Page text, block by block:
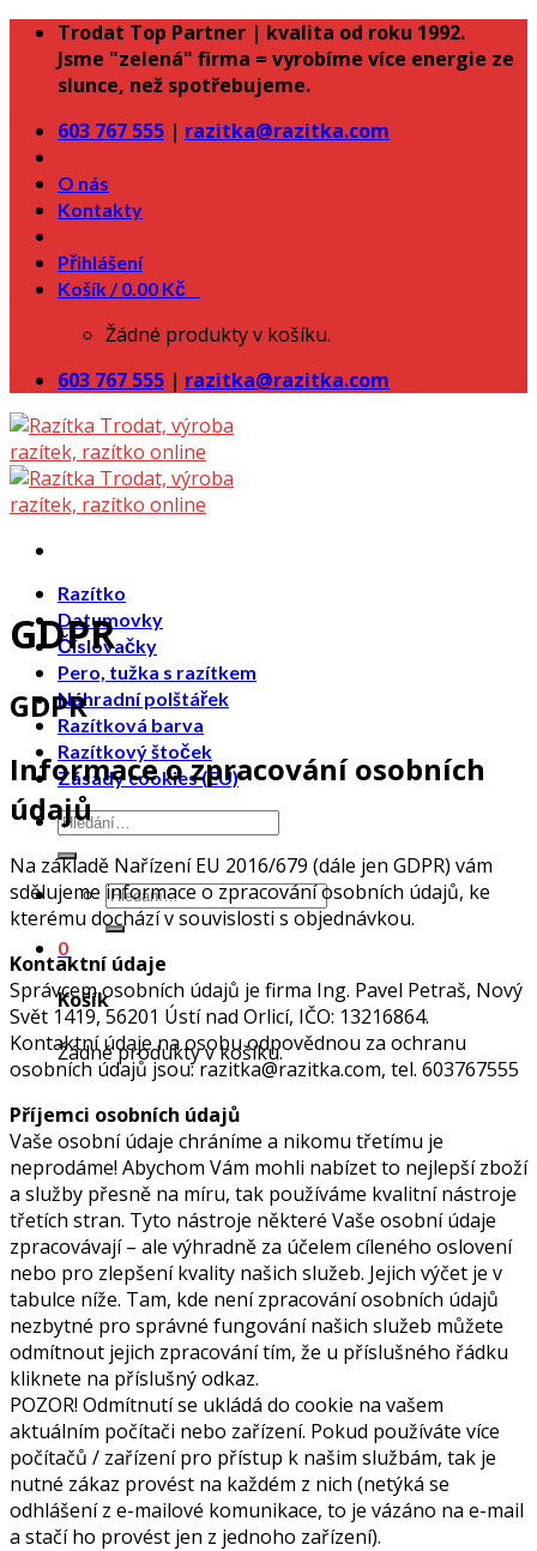
Skip
content
Trodat Top Partner | kvalita od roku 1992.
Jsme "zelená" firma = vyrobíme více energie ze
slunce, než spotřebujeme.
603 767 555 | razitka@razitka.com
O nás
Kontakty
Přihlášení
Košík /0.00 Kč
Žádné produkty v košíku.
603 767 555 | razitka@razitka.com
Razítko
Datumovky
Číslovačky
Pero, tužka s razítkem
Náhradní polštářek
Razítková barva
Razítkový štoček
Zásady cookies (EU)
0
Košík
Žádné produkty v košíku.
GDPR
GDPR
Informace o zpracování osobních
údajů
Na základě Nařízení EU 2016/679 (dále jen GDPR) vám
sdělujeme informace o zpracování osobních údajů, ke
kterému dochází v souvislosti s objednávkou.
Kontaktní údaje
Správcem osobních údajů je firma Ing. Pavel Petraš, Nový
Svět 1419, 56201 Ústí nad Orlicí, IČO: 13216864.
Kontaktní údaje na osobu odpovědnou za ochranu
osobních údajů jsou: razitka@razitka.com, tel. 603767555
Příjemci osobních údajů
Vaše osobní údaje chráníme a nikomu třetímu je
neprodáme! Abychom Vám mohli nabízet to nejlepší zboží
a služby přesně na míru, tak používáme kvalitní nástroje
třetích stran. Tyto nástroje některé Vaše osobní údaje
zpracovávají – ale výhradně za účelem cíleného oslovení
nebo pro zlepšení kvality našich služeb. Jejich výčet je v
tabulce níže. Tam, kde není zpracování osobních údajů
nezbytné pro správné fungování našich služeb můžete
odmítnout jejich zpracování tím, že u příslušného řádku
kliknete na příslušný odkaz.
POZOR! Odmítnutí se ukládá do cookie na vašem
aktuálním počítači nebo zařízení. Pokud používáte více
počítačů / zařízení pro přístup k našim službám, tak je
nutné zákaz provést na každém z nich (netýká se
odhlášení z e-mailové komunikace, to je vázáno na e-mail
a stačí ho provést jen z jednoho zařízení).